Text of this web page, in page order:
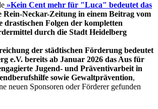
»Kein Cent mehr für "Luca" bedeutet das
Rein-Neckar-Zeitung in einem Beitrag vom
drastischen Folgen der kompletten
durch die Stadt Heidelberg
der städtischen Förderung bedeutet
e.V. bereits ab Januar 2026 das Aus für
Jugend- und Präventivarbeit in
sowie Gewaltprävention,
neuen Sponsoren oder Förderer gefunden